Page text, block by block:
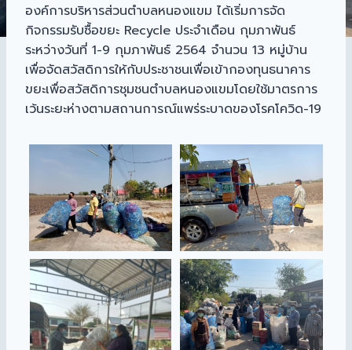
องค์การบริหารส่วนตำบลหนองแขม ได้เริ่มการจัด
กิจกรรมรับซื้อขยะ Recycle ประจำเดือน กุมภาพันธ์
ระหว่างวันที่ 1-9 กุมภาพันธ์ 2564 จำนวน 13 หมู่บ้าน
เพื่อจัดสวัสดิการให้กับประชาชนเพื่อเข้ากองทุนธนาคาร
ขยะเพื่อสวัสดิการชุมชนตำบลหนองแขมโดยใช้มาตรการ
เว้นระยะห่างตามสถานการณ์แพร่ระบาดของโรคโควิด-19